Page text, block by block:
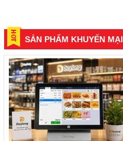
SẢN PHẨM KHUYẾN MẠI